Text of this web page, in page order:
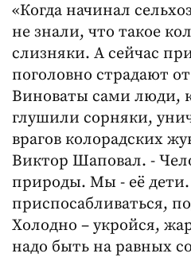
«Когда начинал
не знали, что такое
слизняки. А сейчас
поголовно страдают
Виноваты сами люди,
глушили сорняки,
врагов колорадских
Виктор Шаповал. -
природы. Мы - её
приспосабливаться,
Холодно – укройся,
надо быть на равных